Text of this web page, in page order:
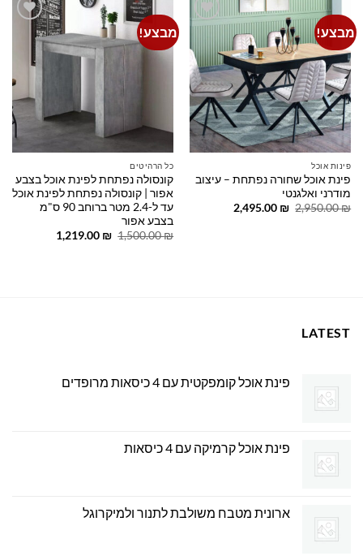
מבצע!
פינות אוכל
פינת אוכל שחורה נפתחת – עיצוב
מודרני ואלגנטי
2,950.00₪
המחיר
2,495.00 ₪
המחיר
מבצע!
Add to
wishlist
כל הרהיטים
קונסולה נפתחת לפינת אוכל בצבע
אפור | קונסולה נפתחת לפינת אוכל
עד ל-2.4 מטר ברוחב 90 ס"מ
בצבע אפור
1,500.00₪
המחיר
1,219.00 ₪
המחיר
LATEST
פינת אוכל קומפקטית עם 4 כיסאות מרופדים
פינת אוכל קרמיקה עם 4 כיסאות
ארונית מטבח משולבת לתנור ולמיקרוגל